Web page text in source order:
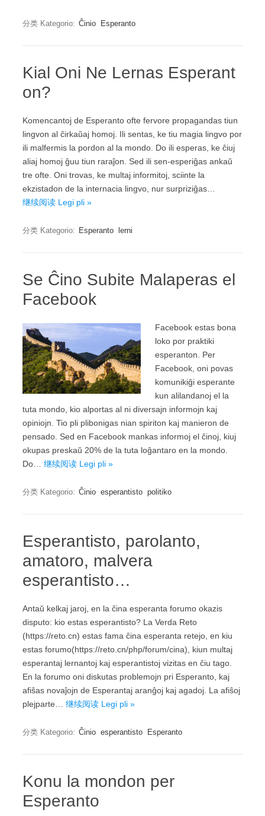
分类 Kategorio: Ĉinio Esperanto
Kial Oni Ne Lernas Esperant
on?
Komencantoj de Esperanto ofte fervore propagandas tiun
lingvon al ĉirkaŭaj homoj. Ili sentas, ke tiu magia lingvo por
ili malfermis la pordon al la mondo. Do ili esperas, ke ĉiuj
aliaj homoj ĝuu tiun raraĵon. Sed ili sen-esperiĝas ankaŭ
tre ofte. Oni trovas, ke multaj informitoj, sciinte la
ekzistadon de la internacia lingvo, nur surpriziĝas…
继续阅读 Legi pli »
分类 Kategorio: Esperanto lerni
Se Ĉino Subite Malaperas el
Facebook
Facebook estas bona
loko por praktiki
esperanton. Per
Facebook, oni povas
komunikiĝi esperante
kun alilandanoj el la
tuta mondo, kio alportas al ni diversajn informojn kaj
opiniojn. Tio pli plibonigas nian spiriton kaj manieron de
pensado. Sed en Facebook mankas informoj el ĉinoj, kiuj
okupas preskaŭ 20% de la tuta loĝantaro en la mondo.
Do… 继续阅读 Legi pli »
分类 Kategorio: Ĉinio esperantisto politiko
Esperantisto, parolanto,
amatoro, malvera
esperantisto…
Antaŭ kelkaj jaroj, en la ĉina esperanta forumo okazis
disputo: kio estas esperantisto? La Verda Reto
(https://reto.cn) estas fama ĉina esperanta retejo, en kiu
estas forumo(https://reto.cn/php/forum/cina), kiun multaj
esperantaj lernantoj kaj esperantistoj vizitas en ĉiu tago.
En la forumo oni diskutas problemojn pri Esperanto, kaj
afiŝas novaĵojn de Esperantaj aranĝoj kaj agadoj. La afiŝoj
plejparte… 继续阅读 Legi pli »
分类 Kategorio: Ĉinio esperantisto Esperanto
Konu la mondon per
Esperanto